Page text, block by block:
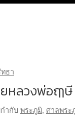
ธา
หลวงพ่อฤๅ
ำกับ พระภูมิ, ศาลพระ